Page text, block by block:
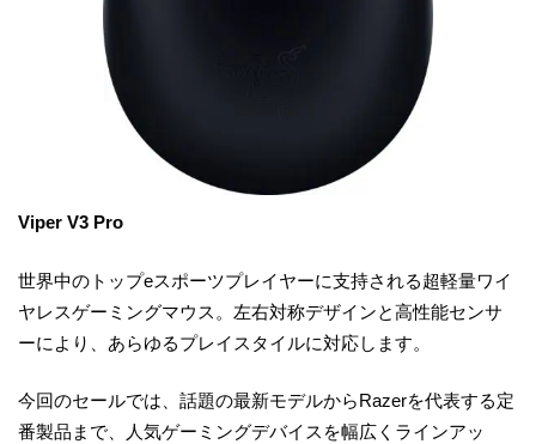
Viper V3 Pro
世界中のトップeスポーツプレイヤーに支持される超軽量ワイ
ヤレスゲーミングマウス。左右対称デザインと高性能センサ
ーにより、あらゆるプレイスタイルに対応します。
今回のセールでは、話題の最新モデルからRazerを代表する定
番製品まで、人気ゲーミングデバイスを幅広くラインアッ